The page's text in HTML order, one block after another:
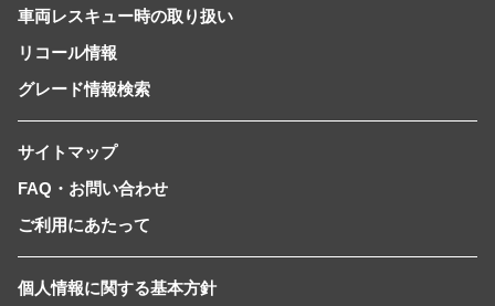
車両レスキュー時の取り扱い
リコール情報
グレード情報検索
サイトマップ
FAQ・お問い合わせ
ご利用にあたって
個人情報に関する基本方針